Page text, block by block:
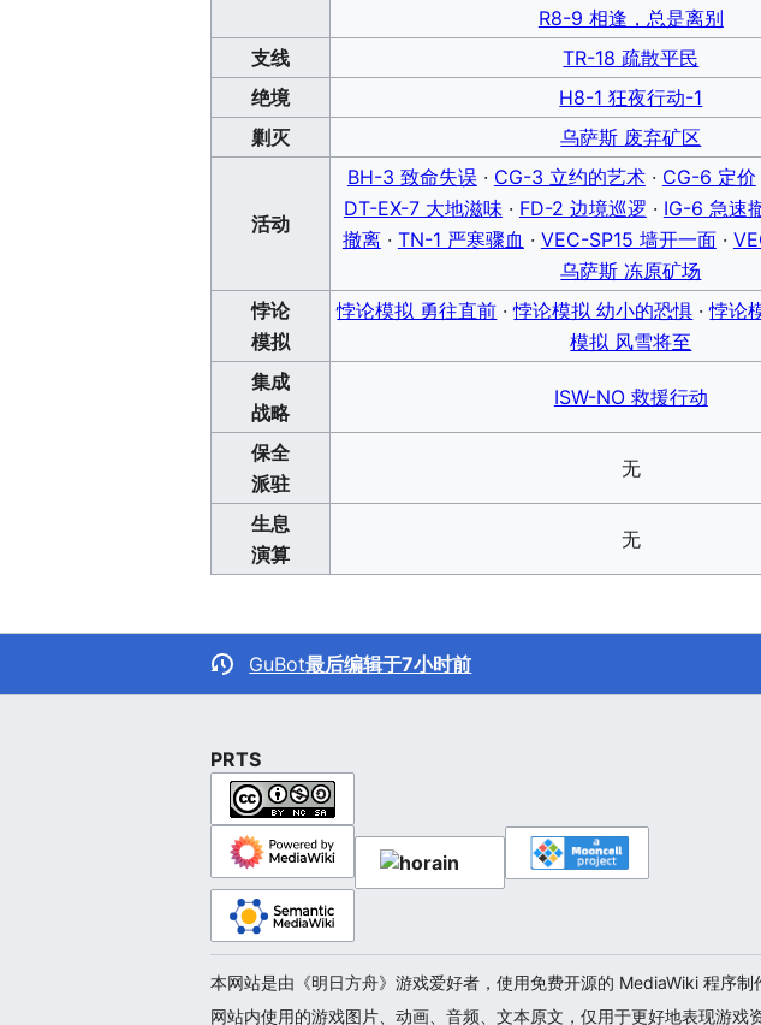
R8-9 相逢，总是离别
支线
TR-18 疏散平民
绝境
H8-1 狂夜行动-1
剿灭
乌萨斯 废弃矿区
活动
BH-3 致命失误· CG-3 立约的艺术· CG-6 定价
DT-EX-7 大地滋味· FD-2 边境巡逻 · IG-6 急速
撤离· TN-1 严寒骤血 · VEC-SP15 墙开一面·
乌萨斯 冻原矿场
悖论
模拟
悖论模拟 勇往直前 ·悖论模拟 幼小的恐惧 ·悖论
模拟 风雪将至
集成
战略
ISW-NO 救援行动
保全
派驻
无
生息
演算
无
GuBot最后编辑于7小时前
PRTS
本网站是由《明日方舟》游戏爱好者，使用免费开源的 MediaWiki 程序
网站内使用的游戏图片、动画、音频、文本原文，仅用于更好地表现游戏